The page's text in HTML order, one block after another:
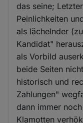
das seine;
Peinlichkeiten
als lächelnder
Kandidat"
als Vorbild
beide Seiten
historisch und
Zahlungen"
dann immer
Klamotten